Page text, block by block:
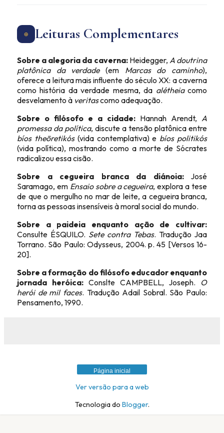
⊕ Leituras Complementares
Sobre a alegoria da caverna:Heidegger, A doutrina
platônica da verdade(em Marcas do caminho),
oferece a leitura mais influente do século XX: a caverna
como história da verdade mesma, da alétheiacomo
desvelamento à veritascomo adequação.
Sobre o filósofo e a cidade: Hannah Arendt, A
promessa da política, discute a tensão platônica entre
bíos theōretikós(vida contemplativa) e bíos politikós
(vida política), mostrando como a morte de Sócrates
radicalizou essa cisão.
Sobre a cegueira branca da diánoia: José
Saramago, em Ensaio sobre a cegueira, explora a tese
de que o mergulho no mar de leite, a cegueira branca,
torna as pessoas insensíveis à moral social do mundo.
Sobre a paideia enquanto ação de cultivar:
Consulte ÉSQUILO. Sete contra Tebas. Tradução Jaa
Torrano. São Paulo: Odysseus, 2004. p. 45 [Versos 16-
20].
Sobre a formação do filósofo educador enquanto
jornada heróica: Conslte CAMPBELL, Joseph. O
herói de mil faces. Tradução Adail Sobral. São Paulo:
Pensamento, 1990.
Página inicial
Ver versão para a web
Tecnologia do Blogger.